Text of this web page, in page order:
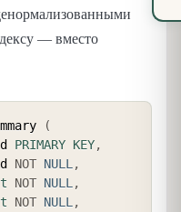
— вместо
(
PRIMARY KEY,
NOT NULL ,
NOT NULL ,
NOT NULL ,